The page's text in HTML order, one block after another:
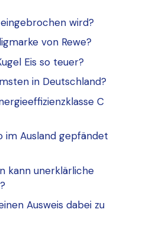
wird?
von Rewe?
Eis so teuer?
in Deutschland?
C
im Ausland gepfändet
kann unerklärliche
Ausweis dabei zu